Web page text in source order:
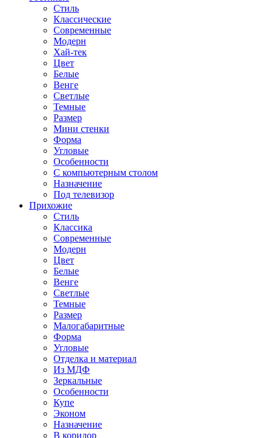
Стиль
Классические
Современные
Модерн
Хай-тек
Цвет
Белые
Венге
Светлые
Темные
Размер
Мини стенки
Форма
Угловые
Особенности
С компьютерным столом
Назначение
Под телевизор
Прихожие
Стиль
Классика
Современные
Модерн
Цвет
Белые
Венге
Светлые
Темные
Размер
Малогабаритные
Форма
Угловые
Отделка и материал
Из МДФ
Зеркальные
Особенности
Купе
Эконом
Назначение
В коридор